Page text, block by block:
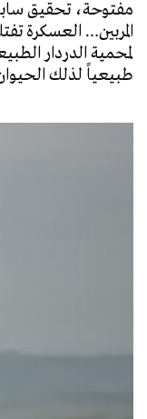
مفتوحة، تحقيق
المربين… العسكرة
لمحمية الدردار
طبيعياً لذلك الحيوان